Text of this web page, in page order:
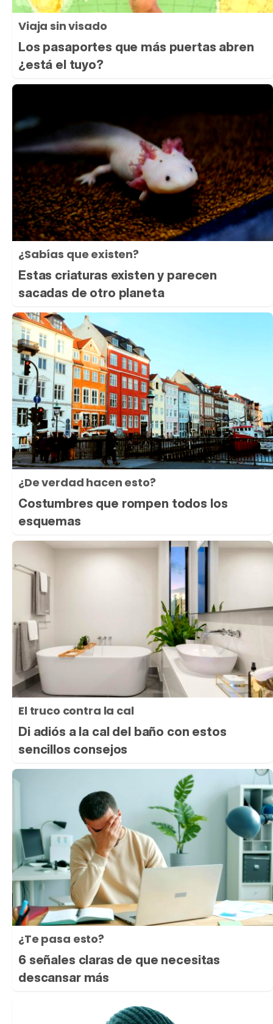
Viaja sin visado
Los pasaportes que más puertas abren
¿está el tuyo?
¿Sabías que existen?
Estas criaturas existen y parecen
sacadas de otro planeta
¿De verdad hacen esto?
Costumbres que rompen todos los
esquemas
El truco contra la cal
Di adiós a la cal del baño con estos
sencillos consejos
¿Te pasa esto?
6 señales claras de que necesitas
descansar más